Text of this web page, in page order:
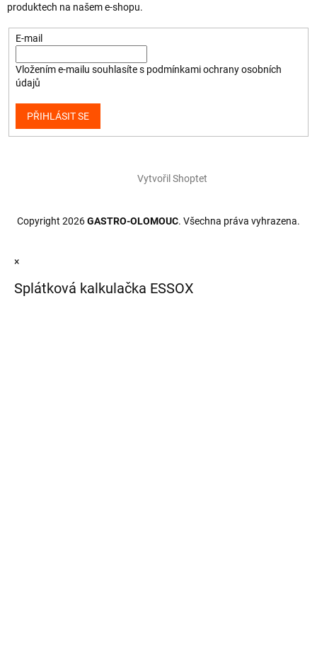
produktech na našem e-shopu.
E-mail
Vložením e-mailu souhlasíte s podmínkami ochrany osobních
údajů
PŘIHLÁSIT SE
Vytvořil Shoptet
Copyright 2026GASTRO-OLOMOUC. Všechna práva vyhrazena.
×
Splátková kalkulačka ESSOX